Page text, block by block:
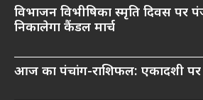
विभाजन विभीषिका स्मृति दिवस पर
निकालेगा कैंडल मार्च
आज का पंचांग-राशिफल: एकादशी